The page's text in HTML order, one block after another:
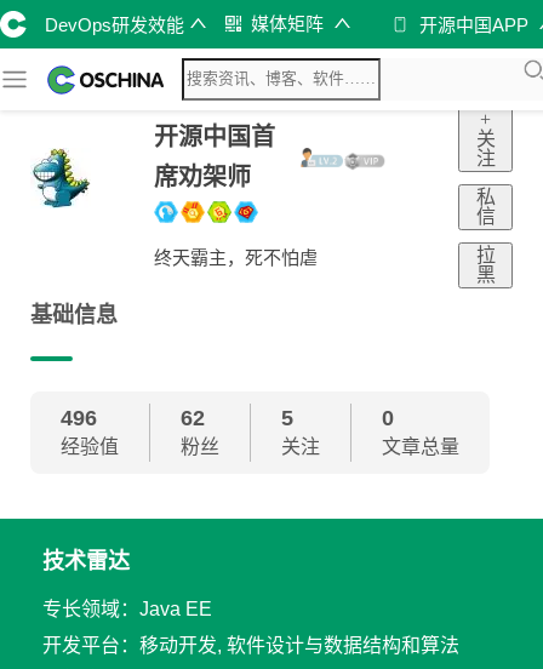
DevOps研发效能 媒体矩阵 开源中国APP
开源中国首
席劝架师
终天霸主，死不怕虐
+
关
注
私
信
拉
黑
基础信息
496
经验值
62
粉丝
5
关注
0
文章总量
技术雷达
专长领域：Java EE
开发平台：移动开发, 软件设计与数据结构和算法